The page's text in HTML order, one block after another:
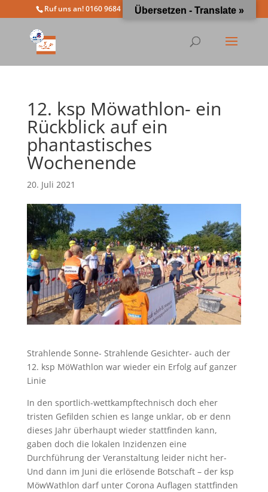
Ruf uns an! 0160 9684 4963 info@moewathlon.de
12. ksp Möwathlon- ein
Rückblick auf ein
phantastisches
Wochenende
20. Juli 2021
Strahlende Sonne- Strahlende Gesichter- auch der
12. ksp MöWathlon war wieder ein Erfolg auf ganzer
Linie
In den sportlich-wettkampftechnisch doch eher
tristen Gefilden schien es lange unklar, ob er denn
dieses Jahr überhaupt wieder stattfinden kann,
gaben doch die lokalen Inzidenzen eine
Durchführung der Veranstaltung leider nicht her-
Und dann im Juni die erlösende Botschaft – der ksp
MöwWathlon darf unter Corona Auflagen stattfinden
Übersetzen - Translate »